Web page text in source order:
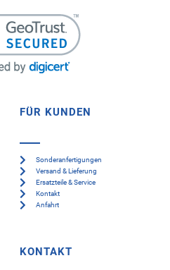
FÜR KUNDEN
Sonderanfertigungen
Versand & Lieferung
Ersatzteile & Service
Kontakt
Anfahrt
KONTAKT